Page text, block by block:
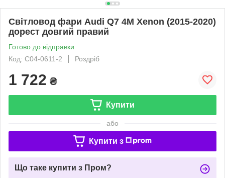
Світловод фари Audi Q7 4M Xenon (2015-2020)
дорест довгий правий
Готово до відправки
Код: C04-0611-2
Роздріб
1 722 ₴
Купити
або
Купити з
Що таке купити з Пром?